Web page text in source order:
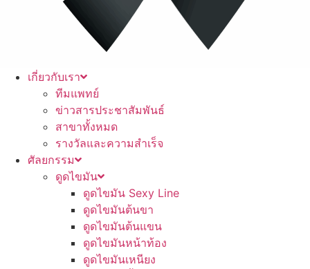
เกี่ยวกับเรา
ทีมแพทย์
ข่าวสารประชาสัมพันธ์
สาขาทั้งหมด
รางวัลและความสำเร็จ
ศัลยกรรม
ดูดไขมัน
ดูดไขมัน Sexy Line
ดูดไขมันต้นขา
ดูดไขมันต้นแขน
ดูดไขมันหน้าท้อง
ดูดไขมันเหนียง